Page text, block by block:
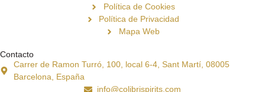
Política de Cookies
Política de Privacidad
Mapa Web
Contacto
Carrer de Ramon Turró, 100, local 6-4, Sant Martí, 08005
Barcelona, España
info@colibrispirits.com